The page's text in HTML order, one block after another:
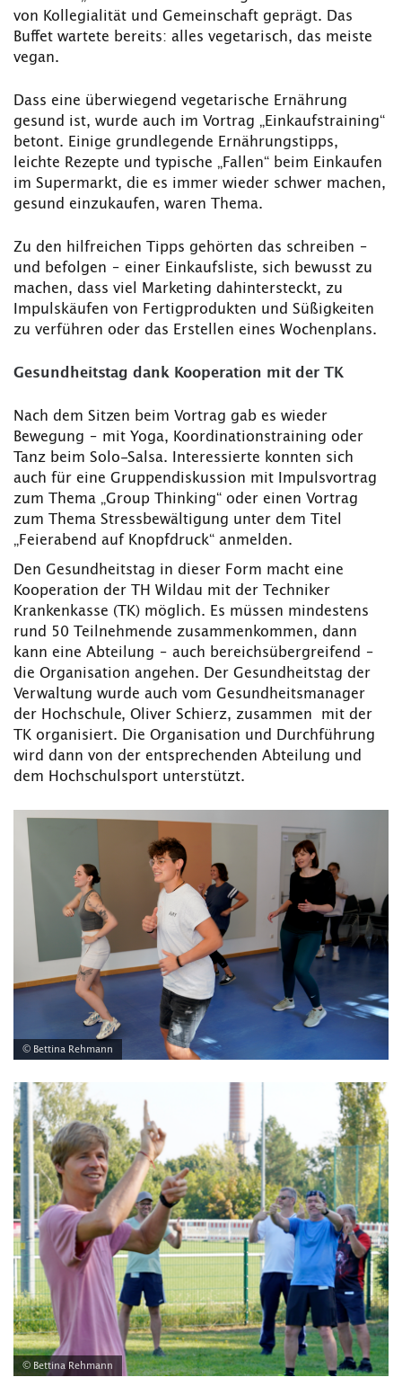
von Kollegialität und Gemeinschaft geprägt. Das
Buffet wartete bereits: alles vegetarisch, das meiste
vegan.
Dass eine überwiegend vegetarische Ernährung
gesund ist, wurde auch im Vortrag „Einkaufstraining“
betont. Einige grundlegende Ernährungstipps,
leichte Rezepte und typische „Fallen“ beim Einkaufen
im Supermarkt, die es immer wieder schwer machen,
gesund einzukaufen, waren Thema.
Zu den hilfreichen Tipps gehörten das schreiben –
und befolgen – einer Einkaufsliste, sich bewusst zu
machen, dass viel Marketing dahintersteckt, zu
Impulskäufen von Fertigprodukten und Süßigkeiten
zu verführen oder das Erstellen eines Wochenplans.
Gesundheitstag dank Kooperation mit der TK
Nach dem Sitzen beim Vortrag gab es wieder
Bewegung – mit Yoga, Koordinationstraining oder
Tanz beim Solo-Salsa. Interessierte konnten sich
auch für eine Gruppendiskussion mit Impulsvortrag
zum Thema „Group Thinking“ oder einen Vortrag
zum Thema Stressbewältigung unter dem Titel
„Feierabend auf Knopfdruck“ anmelden.
Den Gesundheitstag in dieser Form macht eine
Kooperation der TH Wildau mit der Techniker
Krankenkasse (TK) möglich. Es müssen mindestens
rund 50 Teilnehmende zusammenkommen, dann
kann eine Abteilung – auch bereichsübergreifend –
die Organisation angehen. Der Gesundheitstag der
Verwaltung wurde auch vom Gesundheitsmanager
der Hochschule, Oliver Schierz, zusammen mit der
TK organisiert. Die Organisation und Durchführung
wird dann von der entsprechenden Abteilung und
dem Hochschulsport unterstützt.
© Bettina Rehmann
© Bettina Rehmann